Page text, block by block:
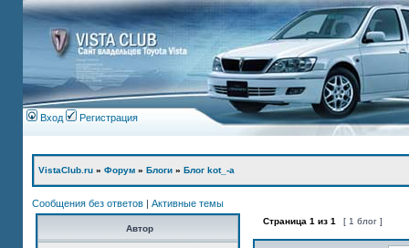
Вход Регистрация
VistaClub.ru » Форум » Блоги » Блог kot_-а
Сообщения без ответов | Активные темы
Автор
Страница 1 из 1 [ 1 блог ]